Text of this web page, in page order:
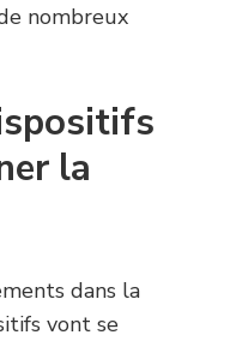
nombreux
la
dans la
vont se